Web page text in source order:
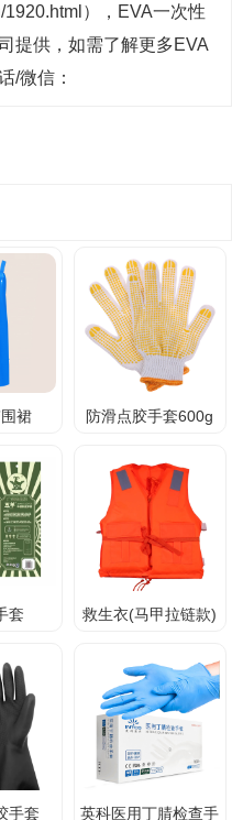
1920.html），EVA一次性
提供，如需了解更多EVA
/微信：
裙 防滑点胶手套600g
套 救生衣(马甲拉链款)
手套
英科医用丁腈检查手